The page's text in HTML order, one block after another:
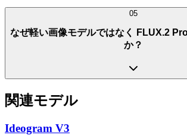
05
なぜ軽い画像モデルではなく FLUX.2
か？
関連モデル
Ideogram V3